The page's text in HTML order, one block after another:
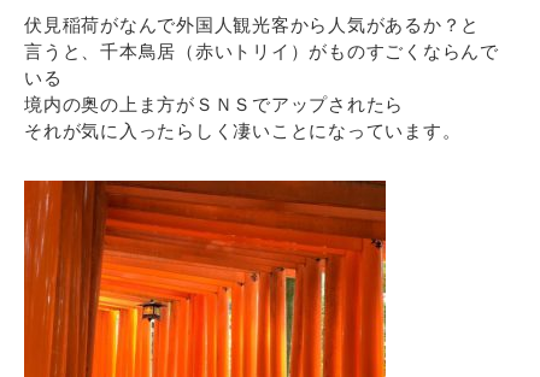
伏見稲荷がなんで外国人観光客から人気があるか？と
言うと、千本鳥居（赤いトリイ）がものすごくならんで
いる
境内の奥の上ま方がＳＮＳでアップされたら
それが気に入ったらしく凄いことになっています。